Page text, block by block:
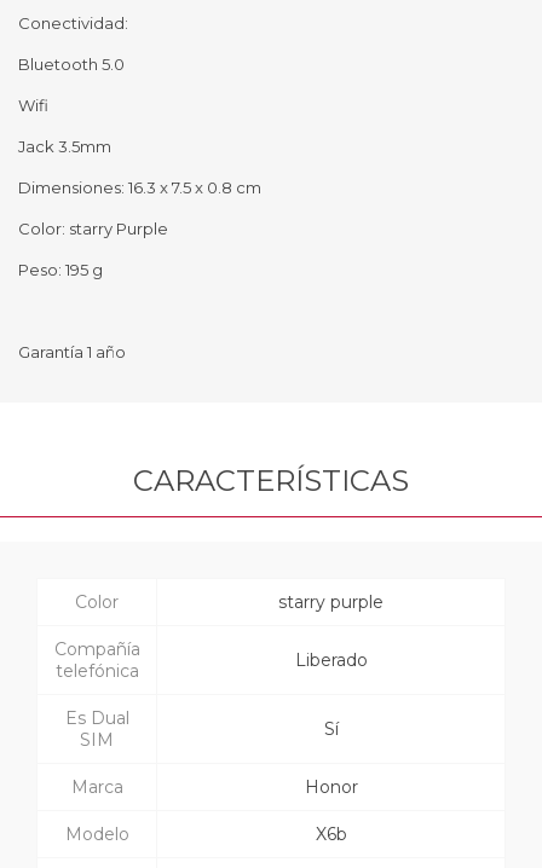
Conectividad:
Bluetooth 5.0
Wifi
Jack 3.5mm
Dimensiones: 16.3 x 7.5 x 0.8 cm
Color: starry Purple
Peso: 195 g
Garantía 1 año
CARACTERÍSTICAS
Color starry purple
Compañía
telefónica
Liberado
Es Dual
SIM
Sí
Marca Honor
Modelo X6b